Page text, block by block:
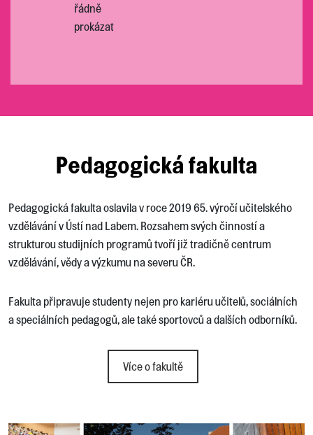
řádně
prokázat
Pedagogická fakulta
Pedagogická fakulta oslavila v roce 2019 65. výročí učitelského
vzdělávání v Ústí nad Labem. Rozsahem svých činností a
strukturou studijních programů tvoří již tradičně centrum
vzdělávání, vědy a výzkumu na severu ČR.
Fakulta připravuje studenty nejen pro kariéru učitelů, sociálních
a speciálních pedagogů, ale také sportovců a dalších odborníků.
Více o fakultě